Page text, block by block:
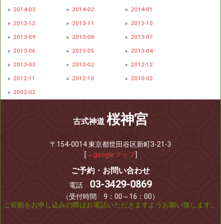
2014-03
2014-02
2014-01
2013-12
2013-11
2013-10
2013-09
2013-08
2013-07
2013-06
2013-05
2013-04
2013-03
2013-02
2012-12
2012-11
2012-10
2010-02
2002-02
古式神道 桜神宮
〒154-0014 東京都世田谷区新町3-21-3
[ →googleマップ]
ご予約・お問い合わせ
電話 03-3429-0869
（受付時間 9：00～16：00）
ご祈願をお申し込みの際はお電話いただきますようお願い致します。